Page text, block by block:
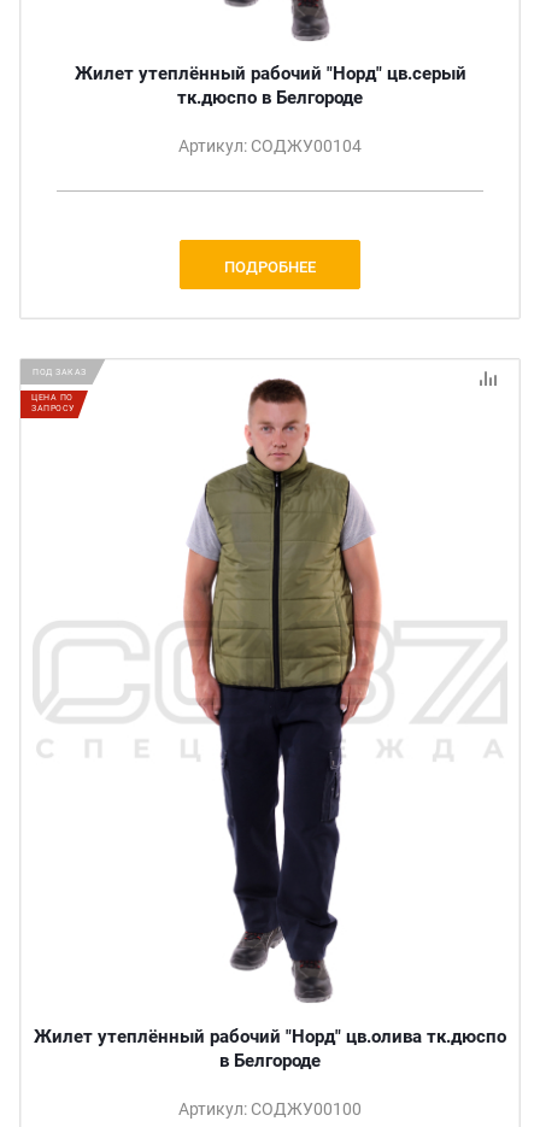
Жилет утеплённый рабочий "Норд" цв.серый
тк.дюспо в Белгороде
Артикул: СОДЖУ00104
ПОДРОБНЕЕ
ПОД ЗАКАЗ
ЦЕНА ПО
ЗАПРОСУ
Жилет утеплённый рабочий "Норд" цв.олива тк.дюспо
в Белгороде
Артикул: СОДЖУ00100